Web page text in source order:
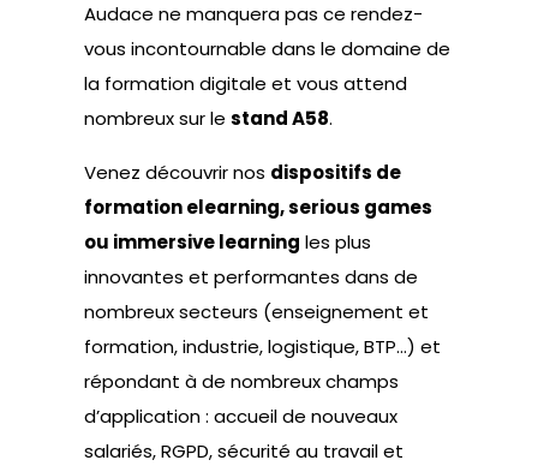
Audace ne manquera pas ce rendez-
vous incontournable dans le domaine de
la formation digitale et vous attend
nombreux sur le stand A58.
Venez découvrir nos dispositifs de
formation elearning, serious games
ou immersive learning les plus
innovantes et performantes dans de
nombreux secteurs (enseignement et
formation, industrie, logistique, BTP…) et
répondant à de nombreux champs
d’application : accueil de nouveaux
salariés, RGPD, sécurité au travail et